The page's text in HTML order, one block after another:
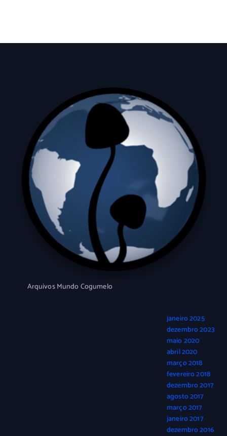
Arquivos Mundo Cogumelo
janeiro 2025
dezembro 2023
maio 2020
abril 2020
março 2018
fevereiro 2018
dezembro 2017
agosto 2017
março 2017
janeiro 2017
dezembro 2016